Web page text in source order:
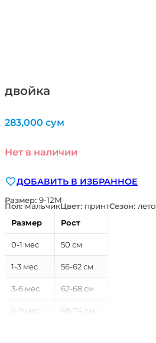
двойка
283,000 сум
Нет в наличии
ДОБАВИТЬ В ИЗБРАННОЕ
Размер: 9-12М
Пол:мальчикЦвет: принтСезон: лето
Размер
Рост
0-1 мес 50 см
1-3 мес 56-62 см
3-6 мес 62-68 см
6-9 мес 68-74 см